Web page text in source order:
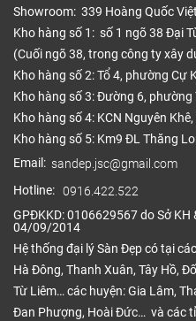
Showroom: 339 Hoàng Quốc
Kho hàng số 1: số 1 ngõ 38 Đại
(Cuối ngõ 38, trong công ty xây
Kho hàng số 2: Tổ 4, phường Cự
Kho hàng số 3: Đường 6, phường
Kho hàng số 4: KCN Nguyên
Kho hàng số 5: Km9 ĐL Thăng
Email: sandep.jsc@gmail.com
Hotline: 0916.422.522
GPĐKKD: 0106629567 do Sở
04/09/2014
Hệ thống đại lý Sàn Đẹp có tại
Hà Đông, Thanh Xuân, Tây Hồ,
Từ Liêm… các huyện: Gia Lâm,
Đan Phượng, Hoài Đức… và các